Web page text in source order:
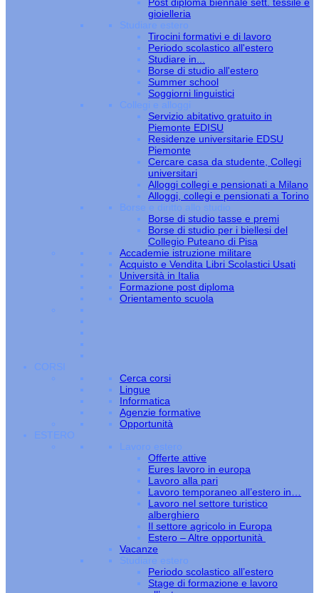
gioielleria
Studiare estero
Tirocini formativi e di lavoro
Periodo scolastico all'estero
Studiare in...
Borse di studio all'estero
Summer school
Soggiorni linguistici
Collegi e alloggi
Servizio abitativo gratuito in
Piemonte EDISU
Residenze universitarie EDSU
Piemonte
Cercare casa da studente, Collegi
universitari
Alloggi collegi e pensionati a Milano
Alloggi, collegi e pensionati a Torino
Borse e diritto allo studio
Borse di studio tasse e premi
Borse di studio per i biellesi del
Collegio Puteano di Pisa
Accademie istruzione militare
Acquisto e Vendita Libri Scolastici Usati
Università in Italia
Formazione post diploma
Orientamento scuola
CORSI
Cerca corsi
Lingue
Informatica
Agenzie formative
Opportunità
ESTERO
Lavoro estero
Offerte attive
Eures lavoro in europa
Lavoro alla pari
Lavoro temporaneo all’estero in…
Lavoro nel settore turistico
alberghiero
Il settore agricolo in Europa
Estero – Altre opportunità
Vacanze
Studiare estero
Periodo scolastico all’estero
Stage di formazione e lavoro